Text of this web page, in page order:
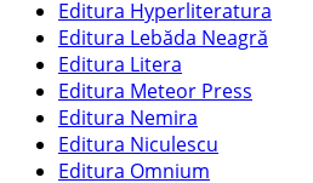
Editura Hyperliteratura
Editura Lebăda Neagră
Editura Litera
Editura Meteor Press
Editura Nemira
Editura Niculescu
Editura Omnium